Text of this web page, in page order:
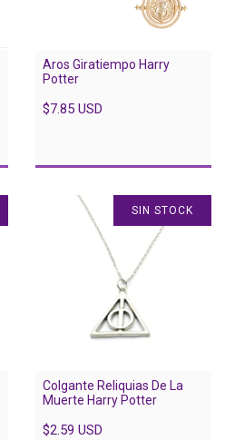
Aros Giratiempo Harry
Potter
$7.85 USD
SIN STOCK
Colgante Reliquias De La
Muerte Harry Potter
$2.59 USD